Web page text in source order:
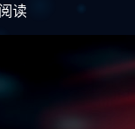
读